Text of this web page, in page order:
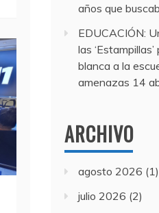
años que
EDUCACIÓN:
las
blanca a la
amenazas 14
ARCHIVO
agosto 2026 (1)
julio 2026 (2)